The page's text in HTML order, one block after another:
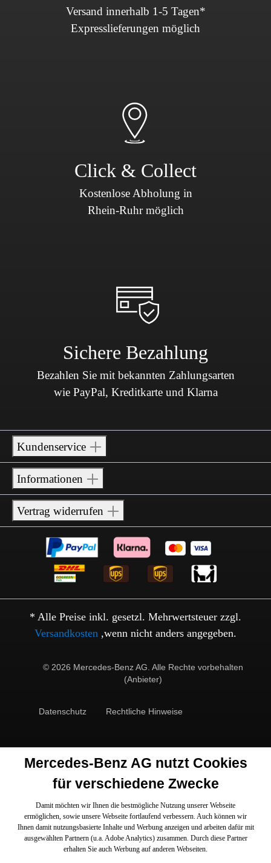
Versand innerhalb 1-5 Tagen*
Expresslieferungen möglich
Click & Collect
Kostenlose Abholung in
Rhein-Ruhr möglich
Sichere Bezahlung
Bezahlen Sie mit bekannten Zahlungsarten
wie PayPal, Kreditkarte und Klarna
Kundenservice
Informationen
Vertrag widerrufen
* Alle Preise inkl. gesetzl. Mehrwertsteuer zzgl.
Versandkosten ,wenn nicht anders angegeben.
© 2026 Mercedes-Benz AG. Alle Rechte vorbehalten
(Anbieter)
Datenschutz Rechtliche Hinweise
Mercedes-Benz AG nutzt Cookies
für verschiedene Zwecke
Damit möchten wir Ihnen die bestmögliche Nutzung unserer Webseite
ermöglichen, sowie unsere Webseite fortlaufend verbessern. Auch können wir
Ihnen damit nutzungsbasierte Inhalte und Werbung anzeigen und arbeiten dafür mit
ausgewählten Partnern (u.a. Adobe Analytics) zusammen. Durch diese Partner
erhalten Sie auch Werbung auf anderen Webseiten.